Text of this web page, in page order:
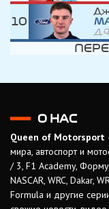
10
О НАС
Queen of Motorsport
мира, автоспорт и
/ 3, F1 Academy,
NASCAR, WRC, Dakar,
Formula и другие